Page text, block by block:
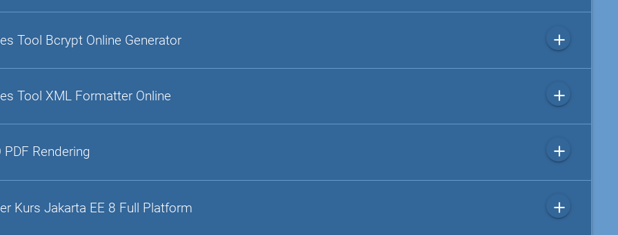
Tool Bcrypt Online Generator add
Tool XML Formatter Online add
PDF Rendering add
Kurs Jakarta EE 8 Full Platform add